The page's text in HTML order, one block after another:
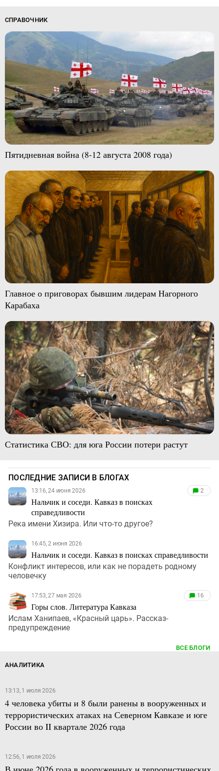
СПРАВОЧНИК
Пятидневная война (8-12 августа 2008 года)
Главное о приговорах бывшим лидерам Нагорного
Карабаха
Статистика СВО: для юга России потери растут
ПОСЛЕДНИЕ ЗАПИСИ В БЛОГАХ
13:16, 24 июня 2026
Нальчик и соседи. Кавказ в поисках
справедливости
2
Река имени Хизира. Или что-то другое?
16:45, 2 июня 2026
Нальчик и соседи. Кавказ в поисках справедливости
Конфликт интересов, или как не порадеть родному
человечку
17:53, 27 мая 2026
Горы слов. Литература Кавказа
16
Ислам Ханипаев, «Красный царь». Рассказ-
предупреждение
ВСЕ БЛОГИ
АНАЛИТИКА
13:13, 1 июля 2026
4 человека убиты и 8 были ранены в вооруженных и
террористических атаках на Северном Кавказе и юге
России во II квартале 2026 года
12:56, 1 июля 2026